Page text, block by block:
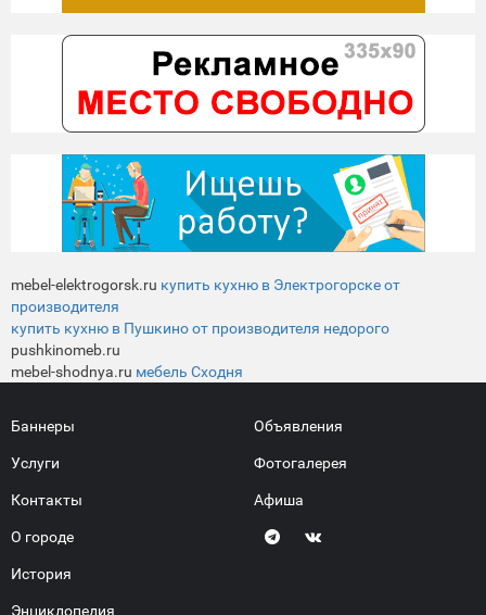
mebel-elektrogorsk.ru купить кухню в Электрогорске от
производителя
купить кухню в Пушкино от производителя недорого
pushkinomeb.ru
mebel-shodnya.ru мебель Сходня
Баннеры
Услуги
Контакты
О городе
История
Энциклопедия
Объявления
Фотогалерея
Афиша